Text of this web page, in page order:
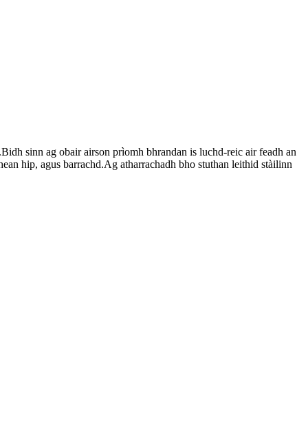
sinn ag obair airson prìomh bhrandan is luchd-reic air feadh an
hip, agus barrachd.Ag atharrachadh bho stuthan leithid stàilinn